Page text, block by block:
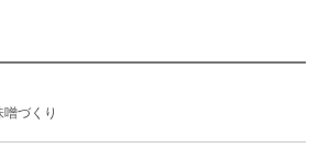
づくり